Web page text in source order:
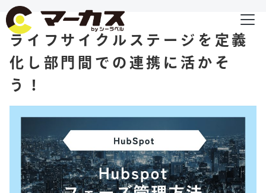
ライフサイクルステージを定義
化し部門間での連携に活かそ
う！